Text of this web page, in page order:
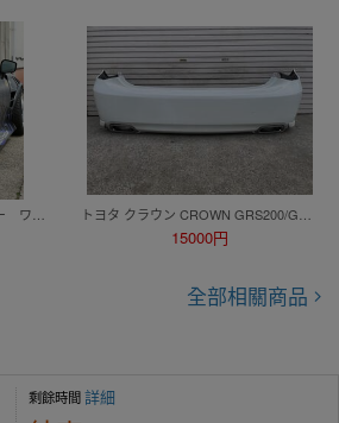
15000円
全部相關商品
剩餘時間詳細